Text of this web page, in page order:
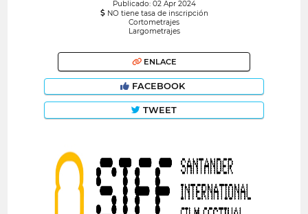
Publicado: 02 Apr 2024
NO tiene tasa de inscripción
Cortometrajes
Largometrajes
ENLACE
FACEBOOK
TWEET